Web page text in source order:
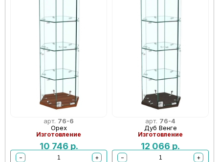
арт. 76-6
Орех
Изготовление
10 746 р.
−
+
арт. 76-4
Дуб Венге
Изготовление
12 066 р.
−
+